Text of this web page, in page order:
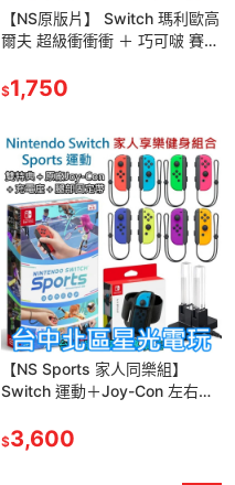
【NS原版片】 Switch 瑪利歐高
爾夫 超級衝衝衝 ＋ 巧可啵 賽車
星光電玩】
$1,750
【NS Sports 家人同樂組】
Switch 運動＋Joy-Con 左右手
【台中星光電玩】
$3,600